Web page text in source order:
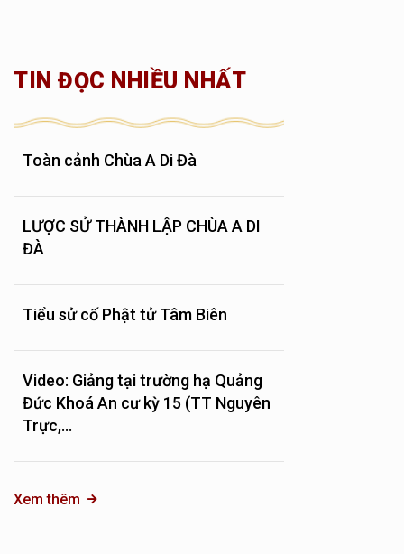
TIN ĐỌC NHIỀU NHẤT
Toàn cảnh Chùa A Di Đà
LƯỢC SỬ THÀNH LẬP CHÙA A DI
ĐÀ
Tiểu sử cố Phật tử Tâm Biên
Video: Giảng tại trường hạ Quảng
Đức Khoá An cư kỳ 15 (TT Nguyên
Trực,...
Xem thêm